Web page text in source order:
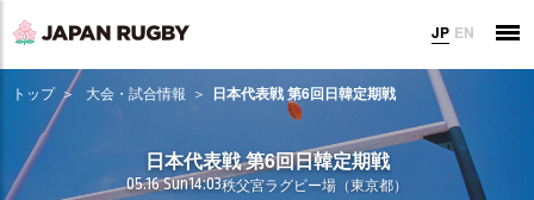
JP EN
トップ 大会・試合情報 日本代表戦 第6回日韓定期戦
日本代表戦 第6回日韓定期戦
05.16 Sun14:03秩父宮ラグビー場（東京都）